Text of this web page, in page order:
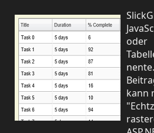
oder
kann